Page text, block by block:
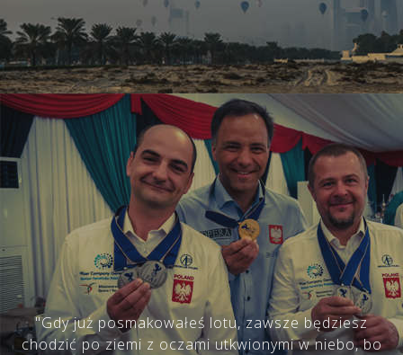
"Gdy już posmakowałeś lotu, zawsze będziesz
chodzić po ziemi z oczami utkwionymi w niebo, bo